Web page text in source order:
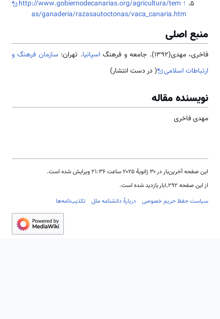
http://www.gobiernodecanarias.org/agricultura/tem
as/ganaderia/razasautoctonas/vaca_canaria.htm
اصلی
جامعه و فرهنگ اسپانیا. تهران: سازمان فرهنگ و
اسلامی
( در دست انتشار)
مقاله
فاخری
در ‏۳۰ ژانویهٔ ۲۰۲۵ ساعت ‏۲۱:۳۶ ویرایش شده است.
بازدید شده است.
حفظ حریم خصوصی
دربارهٔ دانشنامه ملل تکذیب‌نامه‌ها